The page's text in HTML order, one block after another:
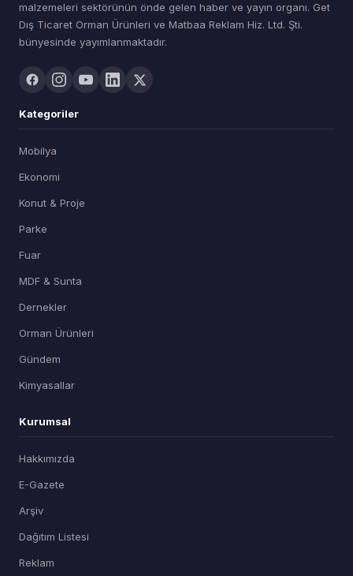
malzemeleri sektörünün önde gelen haber ve yayın organı. Get
Dış Ticaret Orman Ürünleri ve Matbaa Reklam Hiz. Ltd. Şti.
bünyesinde yayımlanmaktadır.
Kategoriler
Mobilya
Ekonomi
Konut & Proje
Parke
Fuar
MDF & Sunta
Dernekler
Orman Ürünleri
Gündem
Kimyasallar
Kurumsal
Hakkımızda
E-Gazete
Arşiv
Dağıtım Listesi
Reklam